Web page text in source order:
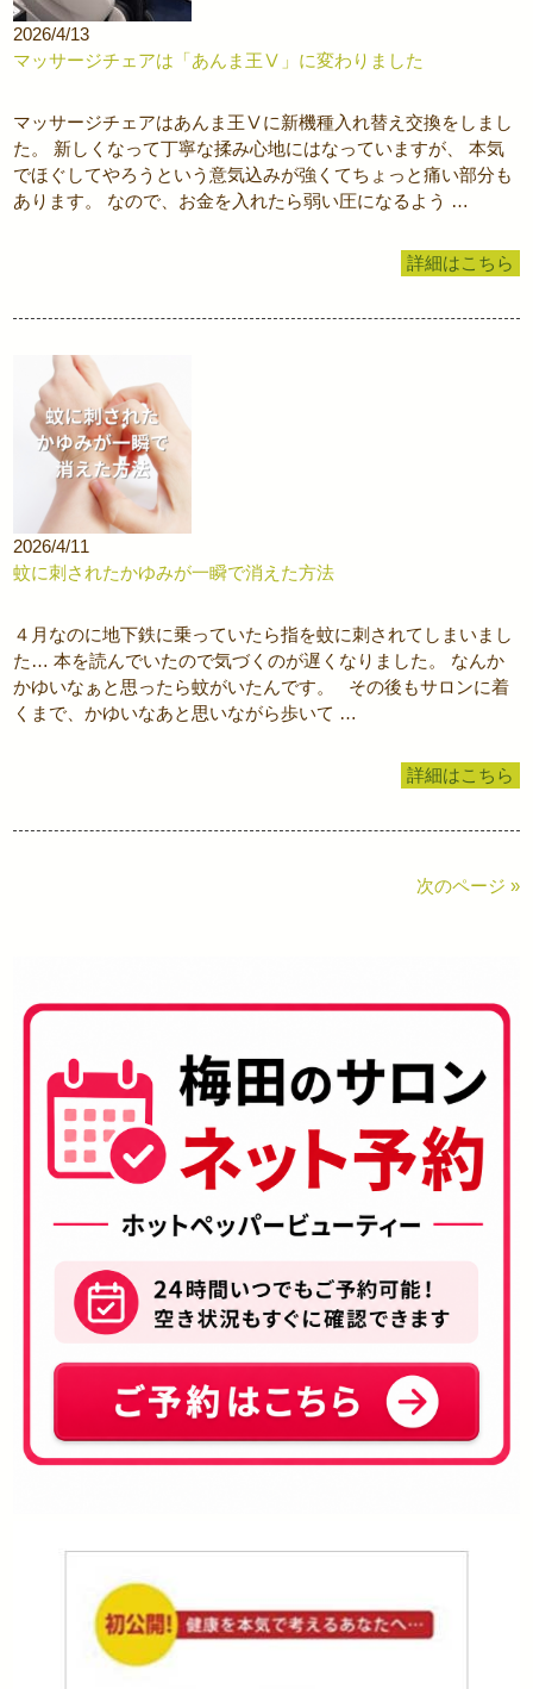
2026/4/13
マッサージチェアは「あんま王Ⅴ」に変わりました
マッサージチェアはあんま王Ⅴに新機種入れ替え交換をしまし
た。 新しくなって丁寧な揉み心地にはなっていますが、 本気
でほぐしてやろうという意気込みが強くてちょっと痛い部分も
あります。 なので、お金を入れたら弱い圧になるよう …
詳細はこちら
2026/4/11
蚊に刺されたかゆみが一瞬で消えた方法
４月なのに地下鉄に乗っていたら指を蚊に刺されてしまいまし
た… 本を読んでいたので気づくのが遅くなりました。 なんか
かゆいなぁと思ったら蚊がいたんです。 その後もサロンに着
くまで、かゆいなあと思いながら歩いて …
詳細はこちら
次のページ »